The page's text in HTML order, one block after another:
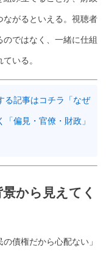
がるといえる。視聴者
ではなく、一緒に仕組
いる。
る記事はコチラ「なぜ
偏見・官僚・財政」
から見えてく
の債権だから心配ない」